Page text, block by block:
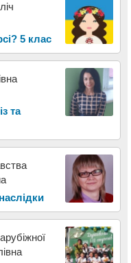
5 клас
та